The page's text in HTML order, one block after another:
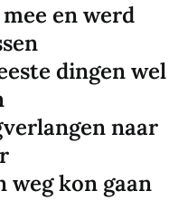
en werd
dingen wel
naar
weg kon gaan